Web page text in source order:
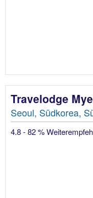
Travelodge
Seoul, Südkorea,
4.8 - 82 %